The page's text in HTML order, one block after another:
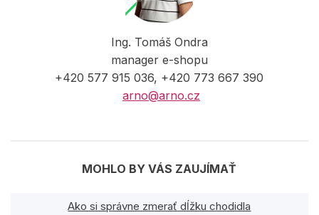
Ing. Tomáš Ondra
manager e-shopu
+420 577 915 036, +420 773 667 390
arno@arno.cz
MOHLO BY VÁS ZAUJÍMAŤ
Ako si správne zmerať dĺžku chodidla